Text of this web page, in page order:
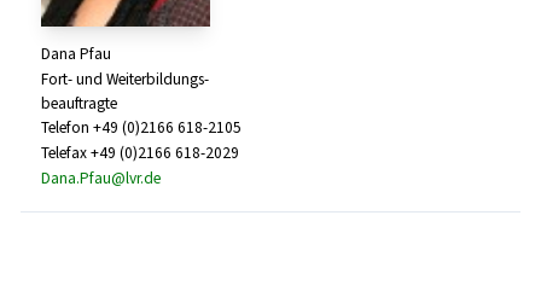
Dana Pfau
Fort- und Weiterbildungs-
beauftragte
Telefon +49 (0)2166 618-2105
Telefax +49 (0)2166 618-2029
Dana.Pfau@lvr.de